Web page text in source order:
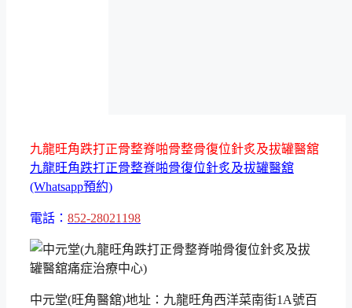
九龍旺角跌打正骨整脊啪骨整骨復位針炙及拔罐醫舘
九龍旺角跌打正骨整脊啪骨復位針炙及拔罐醫舘
(Whatsapp預約)
電話： 852-28021198
中元堂(旺角醫舘)地址：九龍旺角西洋菜南街1A號百